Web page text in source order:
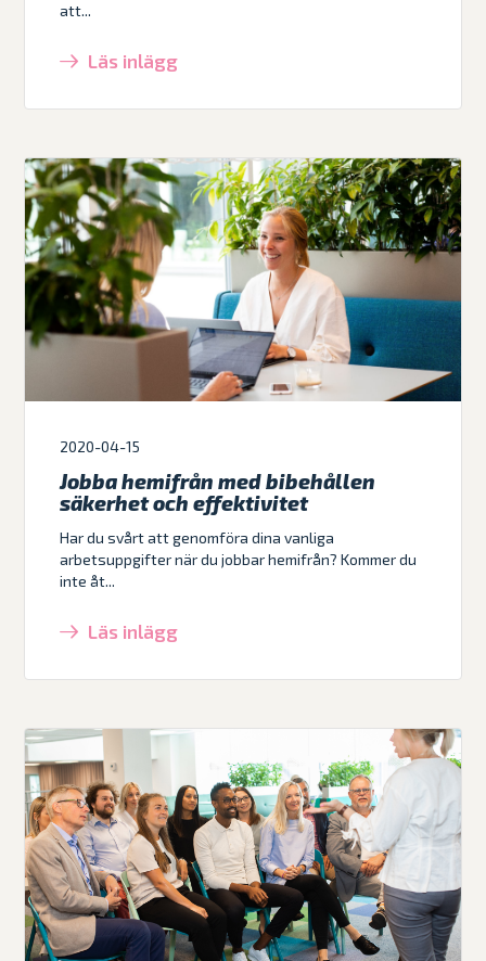
att...
Läs inlägg
2020-04-15
Jobba hemifrån med bibehållen
säkerhet och effektivitet
Har du svårt att genomföra dina vanliga
arbetsuppgifter när du jobbar hemifrån? Kommer du
inte åt...
Läs inlägg